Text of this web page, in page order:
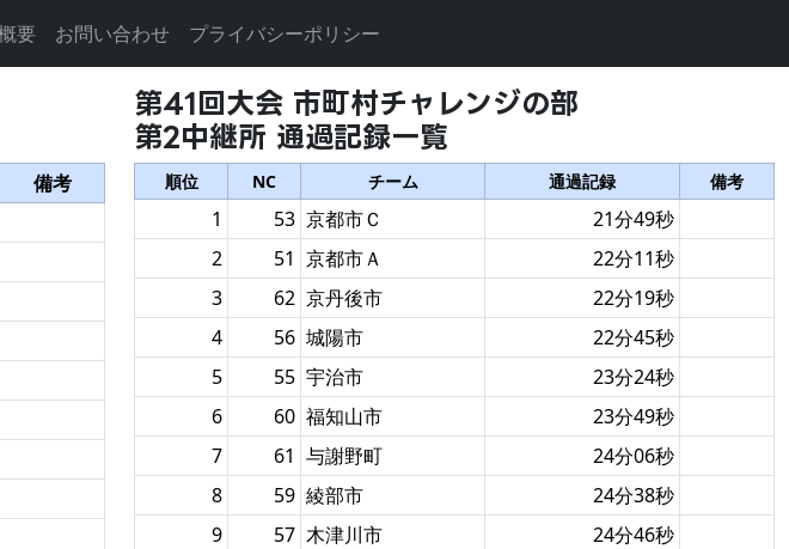
要 お問い合わせ プライバシーポリシー
備考
第41回大会 市町村チャレンジの部
第2中継所 通過記録一覧
順位 NC チーム 通過記録 備考
1 53 京都市Ｃ
21分49秒
2
51 京都市Ａ
22分11秒
3
62 京丹後市
22分19秒
4
56 城陽市
22分45秒
5
55 宇治市
23分24秒
6
60 福知山市
23分49秒
7
61 与謝野町
24分06秒
8
59 綾部市
24分38秒
9
57 木津川市
24分46秒